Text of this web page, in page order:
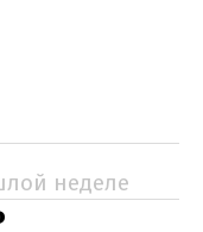
неделе